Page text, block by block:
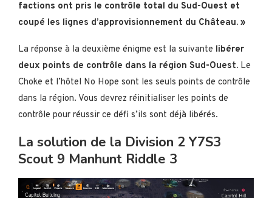
factions ont pris le contrôle total du Sud-Ouest et
coupé les lignes d’approvisionnement du Château. »
La réponse à la deuxième énigme est la suivante libérer
deux points de contrôle dans la région Sud-Ouest. Le
Choke et l’hôtel No Hope sont les seuls points de contrôle
dans la région. Vous devrez réinitialiser les points de
contrôle pour réussir ce défi s’ils sont déjà libérés.
La solution de la Division 2 Y7S3
Scout 9 Manhunt Riddle 3